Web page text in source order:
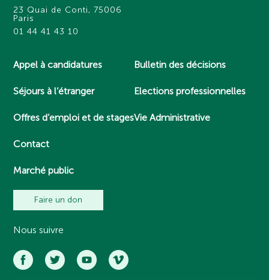
23 Quai de Conti, 75006
Paris
01 44 41 43 10
Appel à candidatures
Séjours à l’étranger
Offres d’emploi et de stages
Contact
Marché public
Bulletin des décisions
Elections professionnelles
Vie Administrative
Faire un don
Nous suivre